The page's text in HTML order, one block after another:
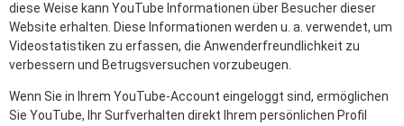
diese Weise kann YouTube Informationen über Besucher dieser
Website erhalten. Diese Informationen werden u. a. verwendet, um
Videostatistiken zu erfassen, die Anwenderfreundlichkeit zu
verbessern und Betrugsversuchen vorzubeugen.
Wenn Sie in Ihrem YouTube-Account eingeloggt sind, ermöglichen
Sie YouTube, Ihr Surfverhalten direkt Ihrem persönlichen Profil